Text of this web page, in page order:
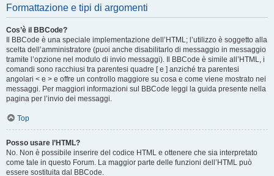
Formattazione e tipi di argomenti
Cos’è il BBCode?
Il BBCode è una speciale implementazione dell’HTML; l’utilizzo è soggetto alla
scelta dell’amministratore (puoi anche disabilitarlo di messaggio in messaggio
tramite l’opzione nel modulo di invio messaggi). Il BBCode è simile all’HTML, i
comandi sono racchiusi tra parentesi quadre [ e ] anziché tra parentesi
angolari < e > e offre un controllo maggiore su cosa e come viene mostrato nei
messaggi. Per maggiori informazioni sul BBCode leggi la guida presente nella
pagina per l’invio dei messaggi.
Top
Posso usare l’HTML?
No. Non è possibile inserire del codice HTML e ottenere che sia interpretato
come tale in questo Forum. La maggior parte delle funzioni dell’HTML può
essere sostituita dal BBCode.